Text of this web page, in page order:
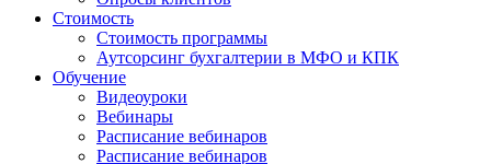
Стоимость
Стоимость программы
Аутсорсинг бухгалтерии в МФО и КПК
Обучение
Видеоуроки
Вебинары
Расписание вебинаров
Расписание вебинаров